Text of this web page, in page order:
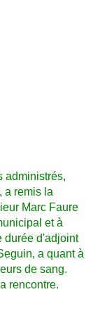
administrés,
a remis la
Marc Faure
et à
durée d'adjoint
a quant à
de sang.
rencontre.